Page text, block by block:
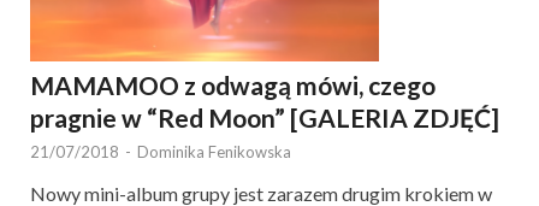
MAMAMOO z odwagą mówi, czego
pragnie w “Red Moon” [GALERIA ZDJĘĆ]
21/07/2018 - Dominika Fenikowska
Nowy mini-album grupy jest zarazem drugim krokiem w